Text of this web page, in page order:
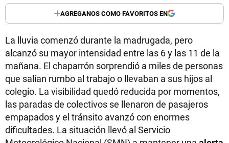
AGREGANOS COMO FAVORITOS EN
La lluvia comenzó durante la madrugada, pero
alcanzó su mayor intensidad entre las 6 y las 11 de la
mañana. El chaparrón sorprendió a miles de personas
que salían rumbo al trabajo o llevaban a sus hijos al
colegio. La visibilidad quedó reducida por momentos,
las paradas de colectivos se llenaron de pasajeros
empapados y el tránsito avanzó con enormes
dificultades. La situación llevó al Servicio